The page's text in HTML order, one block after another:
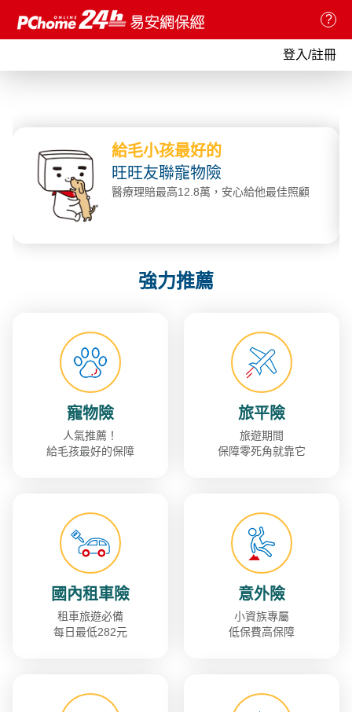
?
登入/註冊
給毛小孩最好的
旺旺友聯寵物險
醫療理賠最高12.8萬，安心給他最佳照顧
強力推薦
寵物險
人氣推薦！
給毛孩最好的保障
旅平險
旅遊期間
保障零死角就靠它
國內租車險
租車旅遊必備
每日最低282元
意外險
小資族專屬
低保費高保障